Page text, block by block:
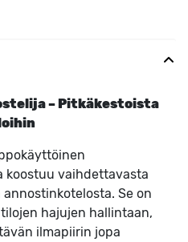
– Pitkäkestoista
koostuu vaihdettavasta
Se on
hajujen hallintaan,
ilmapiirin jopa